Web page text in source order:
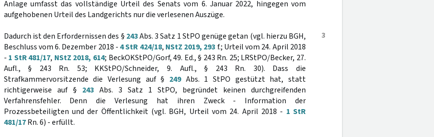
Anlage umfasst das vollständige Urteil des Senats vom 6. Januar 2022, hingegen vom
aufgehobenen Urteil des Landgerichts nur die verlesenen Auszüge.
3
Dadurch ist den Erfordernissen des § 243Abs. 3 Satz 1 StPO genüge getan (vgl. hierzu BGH,
Beschluss vom 6. Dezember 2018 -4 StR 424/18, NStZ 2019, 293f.; Urteil vom 24. April 2018
- 1 StR 481/17, NStZ 2018, 614; BeckOKStPO/Gorf, 49. Ed., § 243 Rn. 25; LRStPO/Becker, 27.
Aufl., § 243 Rn. 53; KKStPO/Schneider, 9. Aufl., § 243 Rn. 30). Dass die
Strafkammervorsitzende die Verlesung auf § 249Abs. 1 StPO gestützt hat, statt
richtigerweise auf § 243Abs. 3 Satz 1 StPO, begründet keinen durchgreifenden
Verfahrensfehler. Denn die Verlesung hat ihren Zweck - Information der
Prozessbeteiligten und der Öffentlichkeit (vgl. BGH, Urteil vom 24. April 2018 - 1 StR
481/17Rn. 6) - erfüllt.